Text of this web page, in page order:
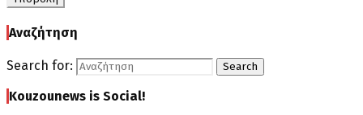
Αναζήτηση
Search for: Search
Kouzounews is Social!